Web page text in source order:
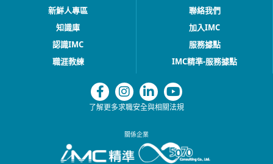
新鮮人專區
知識庫
認識IMC
職涯教練
聯絡我們
加入IMC
服務據點
IMC精準-服務據點
了解更多求職安全與相關法規
關係企業